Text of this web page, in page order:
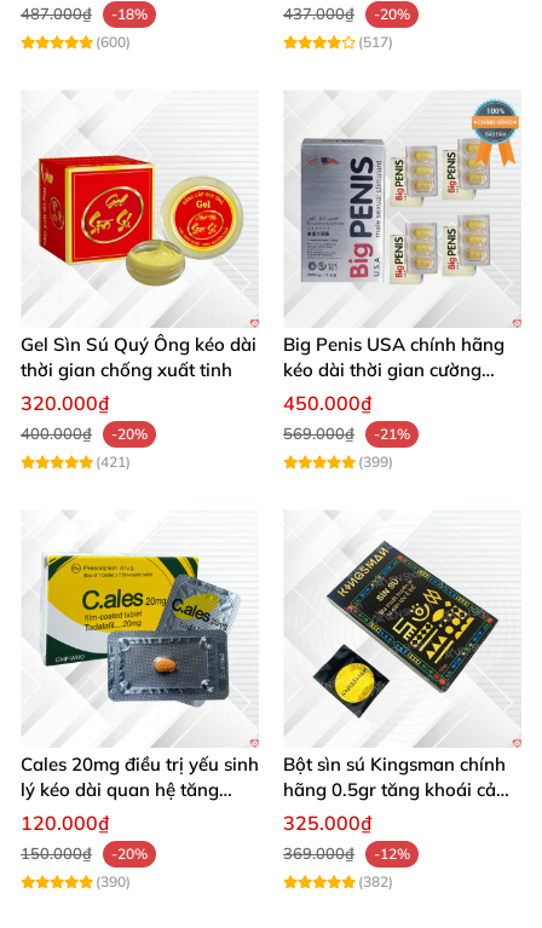
487.000₫
-18%
(600)
437.000₫
-20%
(517)
Gel Sìn Sú Quý Ông kéo dài
thời gian chống xuất tinh
320.000₫
400.000₫
-20%
(421)
Big Penis USA chính hãng
kéo dài thời gian cường
dương chống xuất tinh sớm
hộp 12 viên
450.000₫
569.000₫
-21%
(399)
Cales 20mg điều trị yếu sinh
lý kéo dài quan hệ tăng
cường cương dương
120.000₫
150.000₫
-20%
(390)
Bột sìn sú Kingsman chính
hãng 0.5gr tăng khoái cảm
kéo dài
325.000₫
369.000₫
-12%
(382)